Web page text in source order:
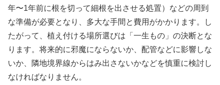
年〜1年前に根を切って細根を出させる処置）などの周到
な準備が必要となり、多大な手間と費用がかかります。し
たがって、植え付ける場所選びは「一生もの」の決断とな
ります。将来的に邪魔にならないか、配管などに影響しな
いか、隣地境界線からはみ出さないかなどを慎重に検討し
なければなりません。